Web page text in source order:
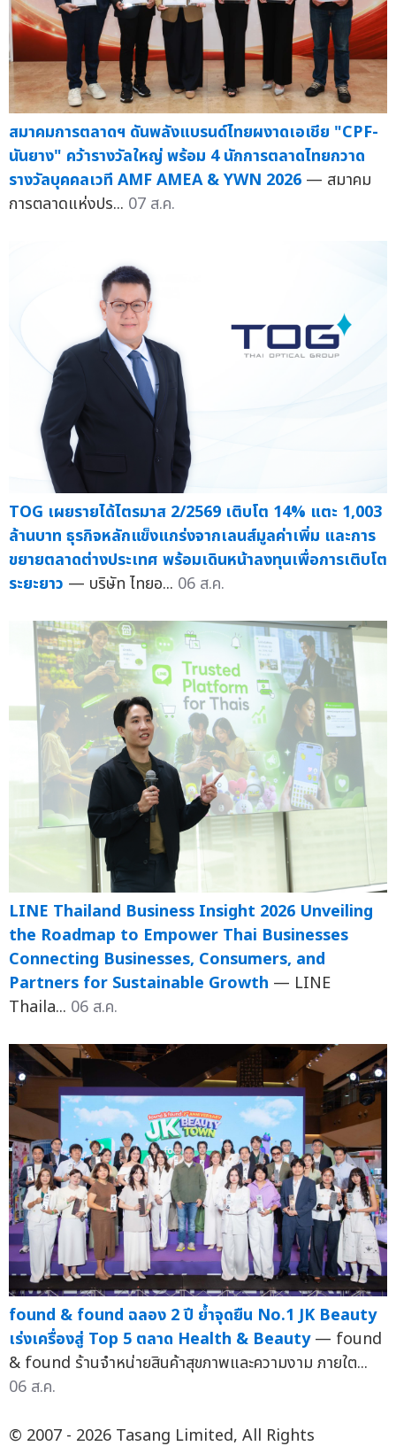
สมาคมการตลาดฯ ดันพลังแบรนด์ไทยผงาดเอเชีย "CPF-
นันยาง" คว้ารางวัลใหญ่ พร้อม 4 นักการตลาดไทยกวาด
รางวัลบุคคลเวที AMF AMEA & YWN 2026 — สมาคม
การตลาดแห่งปร... 07 ส.ค.
TOG เผยรายได้ไตรมาส 2/2569 เติบโต 14% แตะ 1,003
ล้านบาท ธุรกิจหลักแข็งแกร่งจากเลนส์มูลค่าเพิ่ม และการ
ขยายตลาดต่างประเทศ พร้อมเดินหน้าลงทุนเพื่อการเติบโต
ระยะยาว — บริษัท ไทยอ... 06 ส.ค.
LINE Thailand Business Insight 2026 Unveiling
the Roadmap to Empower Thai Businesses
Connecting Businesses, Consumers, and
Partners for Sustainable Growth — LINE
Thaila... 06 ส.ค.
found & found ฉลอง 2 ปี ย้ำจุดยืน No.1 JK Beauty
เร่งเครื่องสู่ Top 5 ตลาด Health & Beauty — found
& found ร้านจำหน่ายสินค้าสุขภาพและความงาม ภายใต...
06 ส.ค.
© 2007 - 2026 Tasang Limited, All Rights